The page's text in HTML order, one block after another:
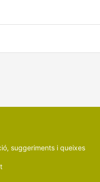
suggeriments i queixes